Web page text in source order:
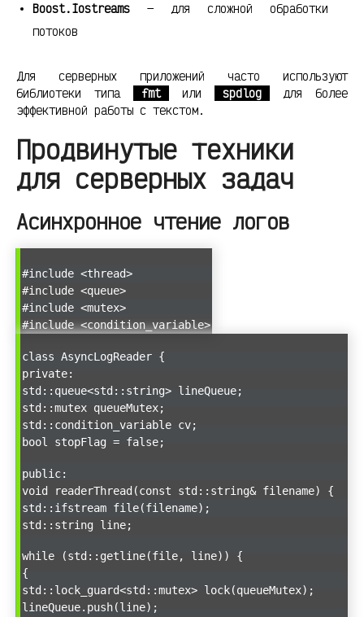
Boost.Iostreams — для сложной обработки
потоков
Для серверных приложений часто используют
библиотеки типа
fmt или spdlog
для более
эффективной работы с текстом.
Продвинутые техники
для серверных задач
Асинхронное чтение логов
#include <thread>
#include <queue>
#include <mutex>
#include <condition_variable>
class AsyncLogReader {
private:
std::queue<std::string> lineQueue;
std::mutex queueMutex;
std::condition_variable cv;
bool stopFlag = false;
public:
void readerThread(const std::string& filename) {
std::ifstream file(filename);
std::string line;
while (std::getline(file, line)) {
{
std::lock_guard<std::mutex> lock(queueMutex);
lineQueue.push(line);